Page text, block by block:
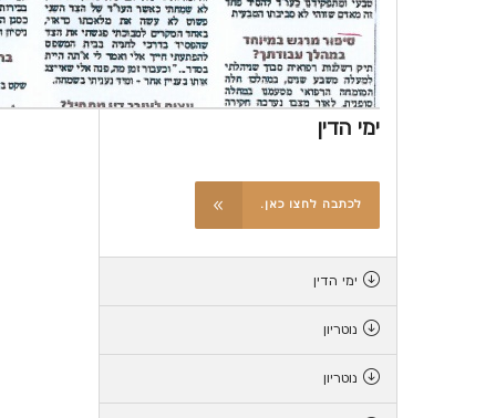
ימי הדין
לכתבה לחצו כאן.
ימי הדין
נוטריון
נוטריון